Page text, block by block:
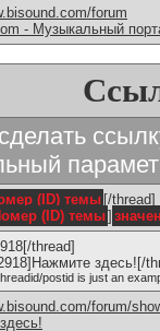
forum
- Музыкальный
(ID) темы [/thread]
(ID) темы]
thread]
здесь![/
postid is just an
forum/